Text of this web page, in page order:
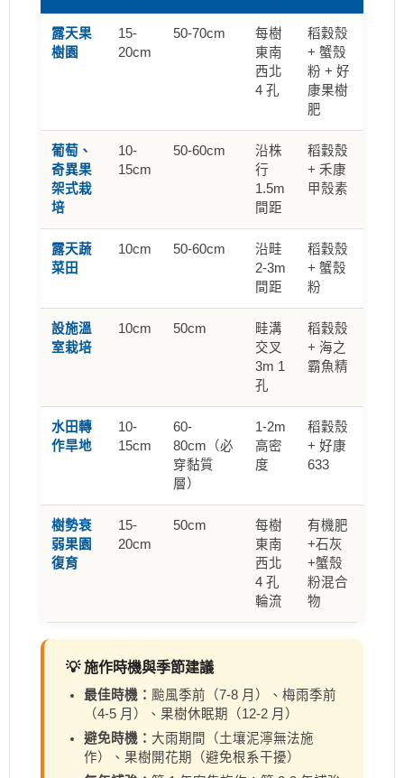
露天果
樹園
15-
20cm
50-70cm
每樹
東南
西北
4 孔
稻穀殼
+ 蟹殼
粉 + 好
康果樹
肥
葡萄、
奇異果
架式栽
培
10-
15cm
50-60cm
沿株
行
1.5m
間距
稻穀殼
+ 禾康
甲殼素
露天蔬
菜田
10cm 50-60cm
沿畦
2-3m
間距
稻穀殼
+ 蟹殼
粉
設施溫
室栽培
10cm 50cm
畦溝
交叉
3m 1
孔
稻穀殼
+ 海之
霸魚精
水田轉
作旱地
10-
15cm
60-
80cm（必
穿黏質
層）
1-2m
高密
度
稻穀殼
+ 好康
633
樹勢衰
弱果園
復育
15-
20cm
50cm
每樹
東南
西北
4 孔
輪流
有機肥
+石灰
+蟹殼
粉混合
物
💡 施作時機與季節建議
最佳時機： 颱風季前（7-8 月）、梅雨季前
（4-5 月）、果樹休眠期（12-2 月）
避免時機： 大雨期間（土壤泥濘無法施
作）、果樹開花期（避免根系干擾）